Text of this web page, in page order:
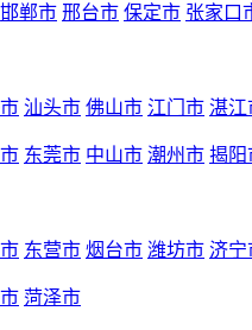
邯郸市 邢台市 保定市 张家口
汕头市 佛山市 江门市 湛江
东莞市 中山市 潮州市 揭阳
东营市 烟台市 潍坊市 济宁
菏泽市